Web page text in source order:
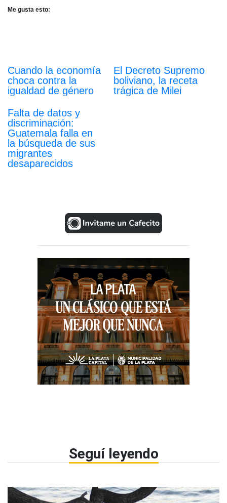
Me gusta esto:
Cuando la economía
choca contra la
igualdad de género
El Decreto Supremo
boliviano, la receta
trágica de Milei
Falta de datos y
discriminación:
Guatemala falla en
la búsqueda de sus
migrantes
desaparecidos
Seguí leyendo